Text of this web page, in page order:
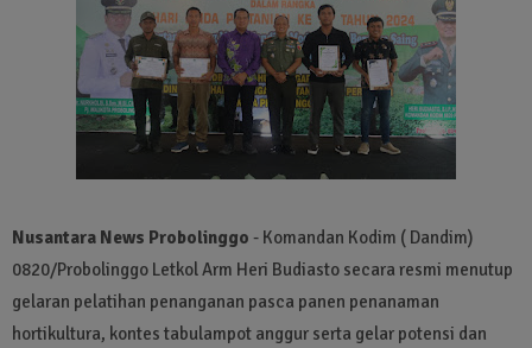
Nusantara News Probolinggo - Komandan Kodim ( Dandim)
0820/Probolinggo Letkol Arm Heri Budiasto secara resmi menutup
gelaran pelatihan penanganan pasca panen penanaman
hortikultura, kontes tabulampot anggur serta gelar potensi dan